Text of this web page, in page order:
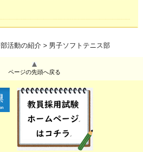
部活動の紹介 > 男子ソフトテニス部
ページの先頭へ戻る